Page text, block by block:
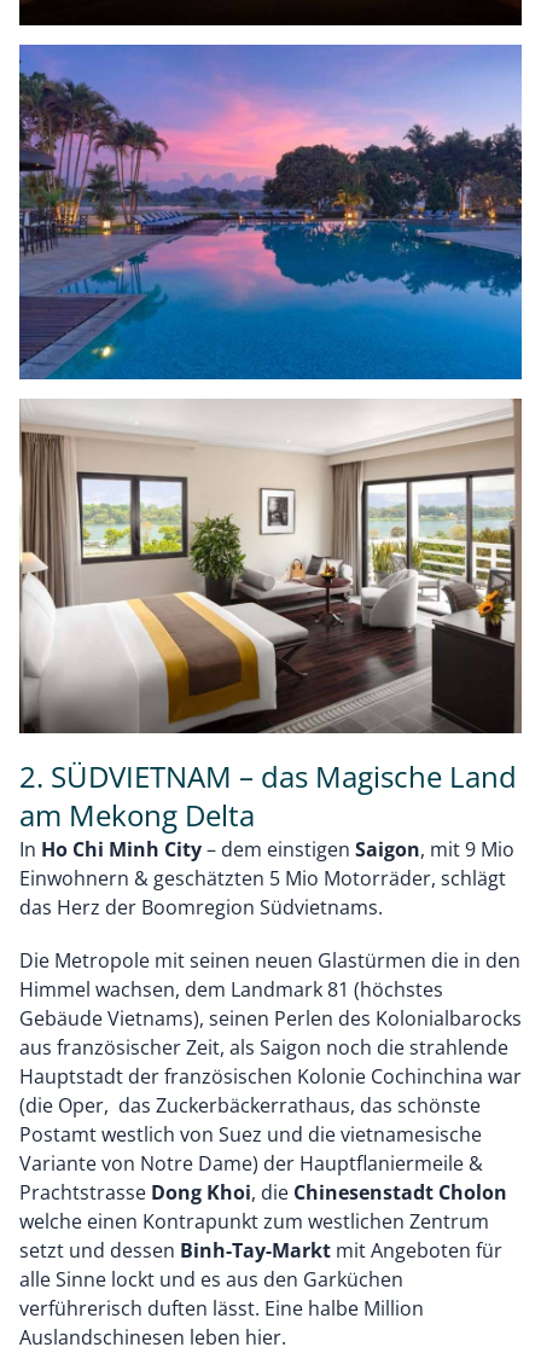
2. SÜDVIETNAM – das Magische Land
am Mekong Delta
In Ho Chi Minh City– dem einstigen Saigon, mit 9 Mio
Einwohnern & geschätzten 5 Mio Motorräder, schlägt
das Herz der Boomregion Südvietnams.
Die Metropole mit seinen neuen Glastürmen die in den
Himmel wachsen, dem Landmark 81 (höchstes
Gebäude Vietnams), seinen Perlen des Kolonialbarocks
aus französischer Zeit, als Saigon noch die strahlende
Hauptstadt der französischen Kolonie Cochinchina war
(die Oper, das Zuckerbäckerrathaus, das schönste
Postamt westlich von Suez und die vietnamesische
Variante von Notre Dame) der Hauptflaniermeile &
Prachtstrasse Dong Khoi, die Chinesenstadt Cholon
welche einen Kontrapunkt zum westlichen Zentrum
setzt und dessen Binh-Tay-Markt mit Angeboten für
alle Sinne lockt und es aus den Garküchen
verführerisch duften lässt. Eine halbe Million
Auslandschinesen leben hier.